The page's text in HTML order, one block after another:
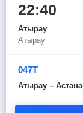
22:40
Атырау
Атырау
047Т
Атырау – Астана